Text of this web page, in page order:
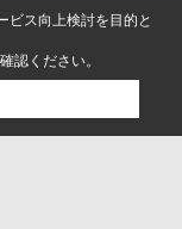
ビス向上検討を目的と
認ください。